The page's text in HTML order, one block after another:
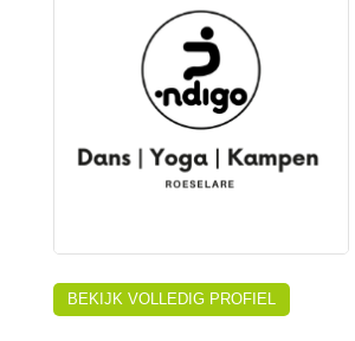
BEKIJK VOLLEDIG PROFIEL